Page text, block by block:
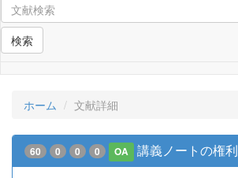
検索
ホーム 文献詳細
60 0 0 0 OA 講義ノートの権利